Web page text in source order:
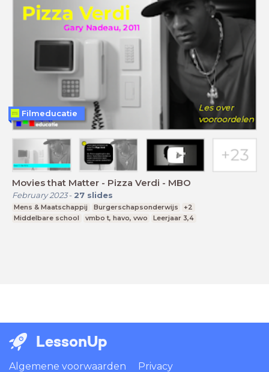
Movies that Matter - Pizza Verdi - MBO
February 2023- 27 slides
Mens & Maatschappij Burgerschapsonderwijs
+2
Middelbare school
vmbo t, havo, vwo Leerjaar 3,4
Filmeducatie
LessonUp
Algemene voorwaarden Privacy